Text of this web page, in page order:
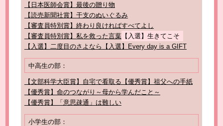
【日本医師会賞】最後の贈り物
【読売新聞社賞】干支のぬいぐるみ
【審査員特別賞】終わり良ければすべてよし
【審査員特別賞】私を救った言葉【入選】生きてこそ
【入選】二度目のさよなら
【入選】Every day is a GIFT
中高生の部：
【文部科学大臣賞】自宅で看取る 【優秀賞】祖父への手紙
【優秀賞】命のつながり～母から学んだこと～
【優秀賞】「意思疎通」は難しい
小学生の部：